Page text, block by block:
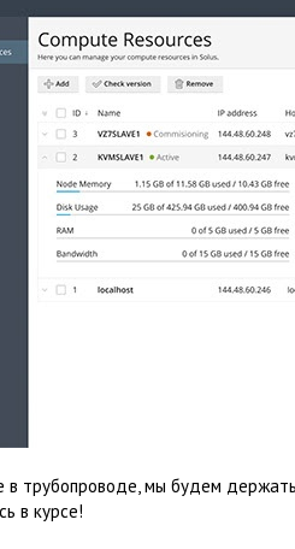
в трубопроводе, мы будем
в курсе!